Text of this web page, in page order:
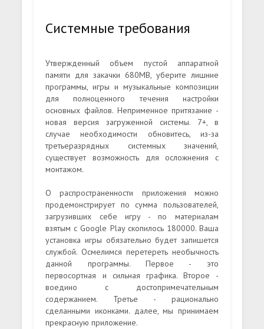
Системные требования
Утвержденный объем пустой аппаратной
памяти для закачки 680MB, уберите лишние
программы, игры и музыкальные композиции
для полноценного течения настройки
основных файлов. Неприменное притязание -
новая версия загруженной системы. 7+, в
случае необходимости обновитесь, из-за
третьеразрядных системных значений,
существует возможность для осложнения с
монтажом.
О распространенности приложения можно
продемонстрирует по сумма пользователей,
загрузивших себе игру - по материалам
взятым с Google Play скопилось 180000. Ваша
установка игры обязательно будет запишется
службой. Осмелимся перетереть необычность
данной программы. Первое - это
первосортная и сильная графика. Второе -
воедино с достопримечательным
содержанием. Третье - рационально
сделанными иконками. далее, мы принимаем
прекрасную приложение.